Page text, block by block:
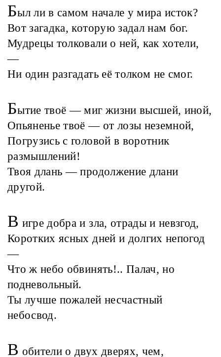
Был ли в самом начале у мира исток?
Вот загадка, которую задал нам бог.
Мудрецы толковали о ней, как хотели,
—
Ни один разгадать её толком не смог.
Бытие твоё — миг жизни высшей, иной,
Опьяненье твоё — от лозы неземной,
Погрузись с головой в воротник
размышлений!
Твоя длань — продолжение длани
другой.
В игре добра и зла, отрады и невзгод,
Коротких ясных дней и долгих непогод
—
Что ж небо обвинять!.. Палач, но
подневольный.
Ты лучше пожалей несчастный
небосвод.
В обители о двух дверях, чем,